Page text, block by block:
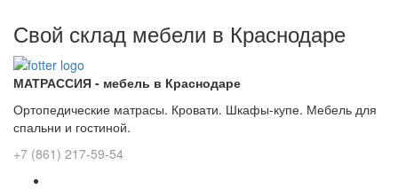
Свой склад мебели в Краснодаре
МАТРАССИЯ - мебель в Краснодаре
Ортопедические матрасы. Кровати. Шкафы-купе. Мебель для
спальни и гостиной.
+7 (861) 217-59-54